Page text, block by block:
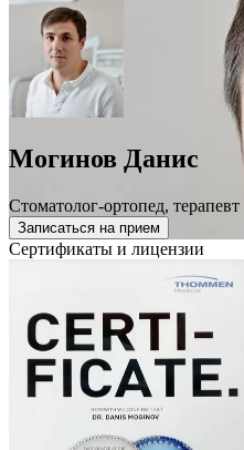
Могинов Данис
Стоматолог-ортопед, терапевт
Записаться на прием
Сертификаты и лицензии